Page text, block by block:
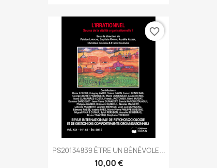
PS20134839 ÊTRE UN BÉNÉVOLE...
10,00 €
favorite_border